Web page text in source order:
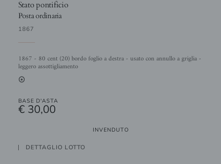
Stato pontificio
Posta ordinaria
1867
1867 - 80 cent (20) bordo foglio a destra - usato con annullo a griglia -
leggero assottigliamento
2
BASE D'ASTA
€ 30,00
INVENDUTO
DETTAGLIO LOTTO